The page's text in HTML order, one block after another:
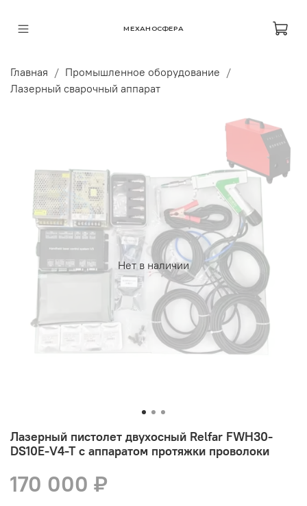
МЕХАНОСФЕРА
Главная
Промышленное оборудование
Лазерный сварочный аппарат
Нет в наличии
Лазерный пистолет двухосный Relfar FWH30-
DS10E-V4-T с аппаратом протяжки проволоки
170 000 ₽